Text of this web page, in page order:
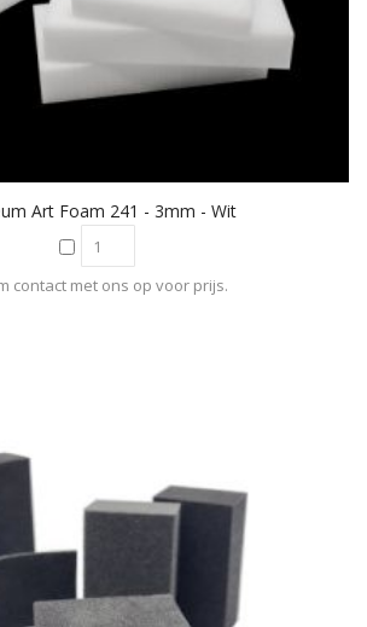
Art Foam 241 - 3mm - Wit
contact met ons op voor prijs.